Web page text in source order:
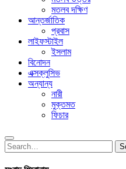
মতলব দক্ষিণ
আন্তর্জাতিক
প্রবাস
লাইফস্টাইল
ইসলাম
বিনোদন
এক্সক্লুসিভ
অন্যান্য
নারী
মুক্তমত
ফিচার
Search
for:
Search